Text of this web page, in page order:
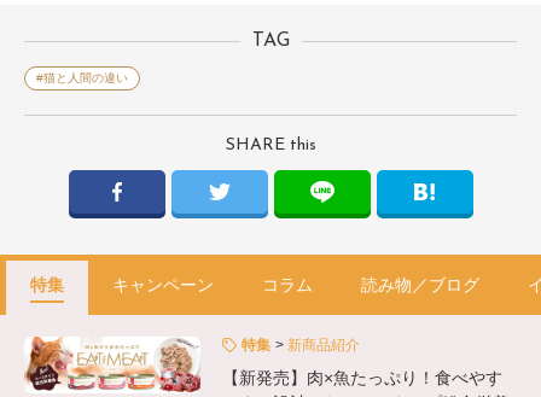
TAG
#猫と人間の違い
SHARE this
特集 キャンペーン コラム 読み物／ブログ
特集 新商品紹介
【新発売】肉×魚たっぷり！食べやす